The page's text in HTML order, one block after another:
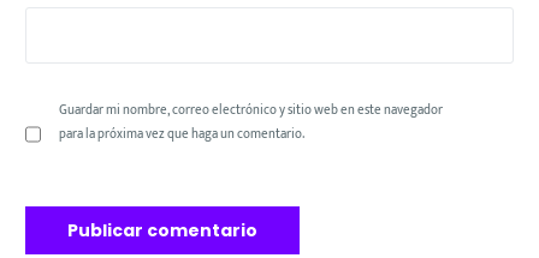
Guardar mi nombre, correo electrónico y sitio web en este navegador
para la próxima vez que haga un comentario.